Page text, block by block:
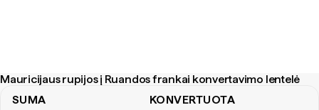
Mauricijaus rupijos į Ruandos frankai konvertavimo lentelė
SUMA KONVERTUOTA